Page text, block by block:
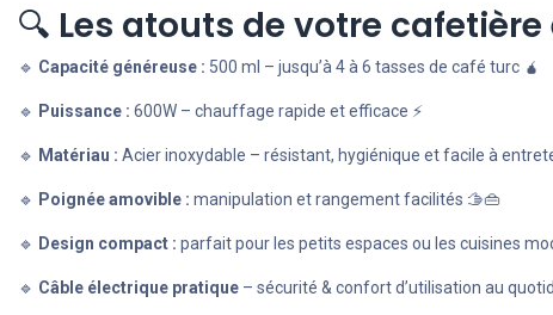
🔍 Les atouts de votre
🔹 Capacité généreuse : 500 ml – jusqu’à 4 à 6 tasses de café turc 🧉
🔹 Puissance : 600W – chauffage rapide et efficace ⚡
🔹 Matériau : Acier inoxydable – résistant, hygiénique et facile à
🔹 Poignée amovible : manipulation et rangement facilités 🫱👜
🔹 Design compact : parfait pour les petits espaces ou les cuisines
🔹 Câble électrique pratique – sécurité & confort d’utilisation au